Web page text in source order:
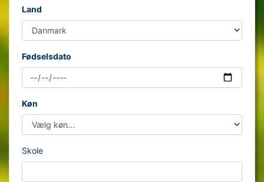
Land
Fødselsdato
Køn
Skole